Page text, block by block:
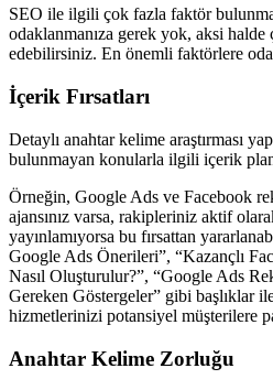
SEO ile ilgili çok fazla faktör
odaklanmanıza gerek yok, aksi
edebilirsiniz. En önemli faktörlere
İçerik Fırsatları
Detaylı anahtar kelime araştırması
bulunmayan konularla ilgili içerik
Örneğin, Google Ads ve Facebook
ajansınız varsa, rakipleriniz aktif
yayınlamıyorsa bu fırsattan
Google Ads Önerileri”, “Kazançlı
Nasıl Oluşturulur?”, “Google Ads
Gereken Göstergeler” gibi başlıklar
hizmetlerinizi potansiyel müşterilere
Anahtar Kelime Zorluğu